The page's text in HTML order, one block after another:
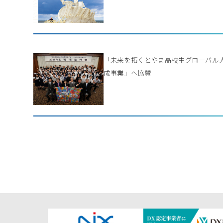
「未来を拓くとやま高校生グローバル
成事業」へ協賛